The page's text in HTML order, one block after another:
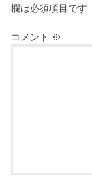
欄は必須項目です
コメント ※